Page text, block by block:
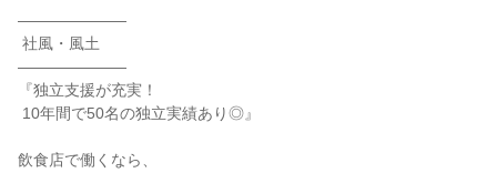
―――――――
―――――――
『独立支援が充実！
飲食店で働くなら、